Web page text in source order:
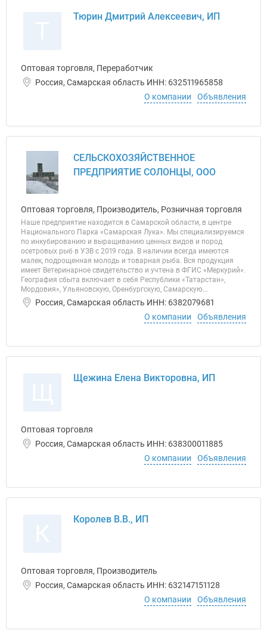
Тюрин Дмитрий Алексеевич, ИП
Оптовая торговля, Переработчик
Россия, Самарская область ИНН: 632511965858
О компании
Объявления
СЕЛЬСКОХОЗЯЙСТВЕННОЕ
ПРЕДПРИЯТИЕ СОЛОНЦЫ, ООО
Оптовая торговля, Производитель, Розничная торговля
Наше предприятие находится в Самарской области, в центре
Национального Парка «Самарская Лука». Мы специализируемся
по инкубированию и выращиванию ценных видов и пород
осетровых рыб в УЗВ с 2019 года. В наличии всегда имеются
малек, подрощенная молодь и товарная рыба. Вся продукция
имеет Ветеринарное свидетельство и учтена в ФГИС «Меркурий».
География сбыта включает в себя Республики «Татарстан»,
Мордовия», Ульяновскую, Оренбургскую, Самарскую...
Россия, Самарская область ИНН: 6382079681
О компании
Объявления
Щежина Елена Викторовна, ИП
Оптовая торговля
Россия, Самарская область ИНН: 638300011885
О компании
Объявления
Королев В.В., ИП
Оптовая торговля, Производитель
Россия, Самарская область ИНН: 632147151128
О компании
Объявления